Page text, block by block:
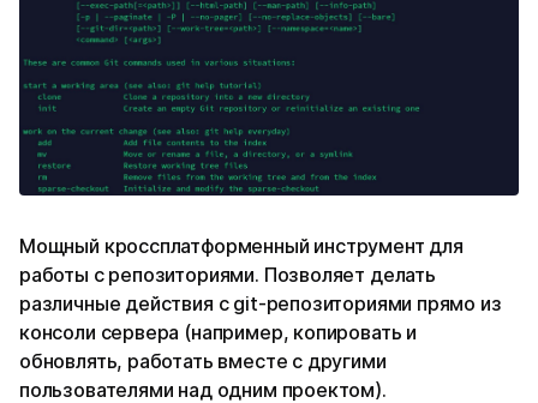
Мощный кроссплатформенный инструмент для
работы с репозиториями. Позволяет делать
различные действия с git-репозиториями прямо из
консоли сервера (например, копировать и
обновлять, работать вместе с другими
пользователями над одним проектом).